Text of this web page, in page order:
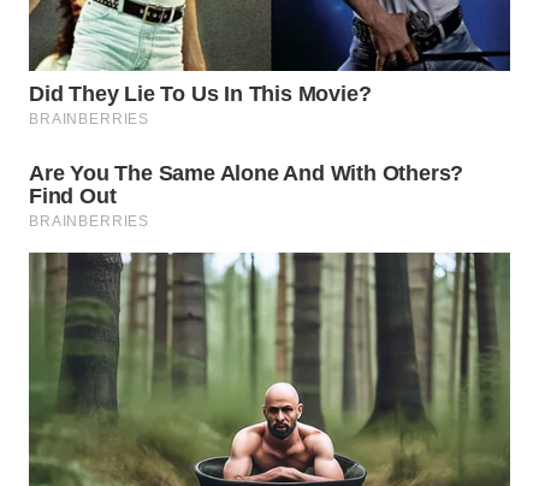
WN
SOLO
WN
WN
MADURA
WN
SURABAYA
WN
NATUNA
WN